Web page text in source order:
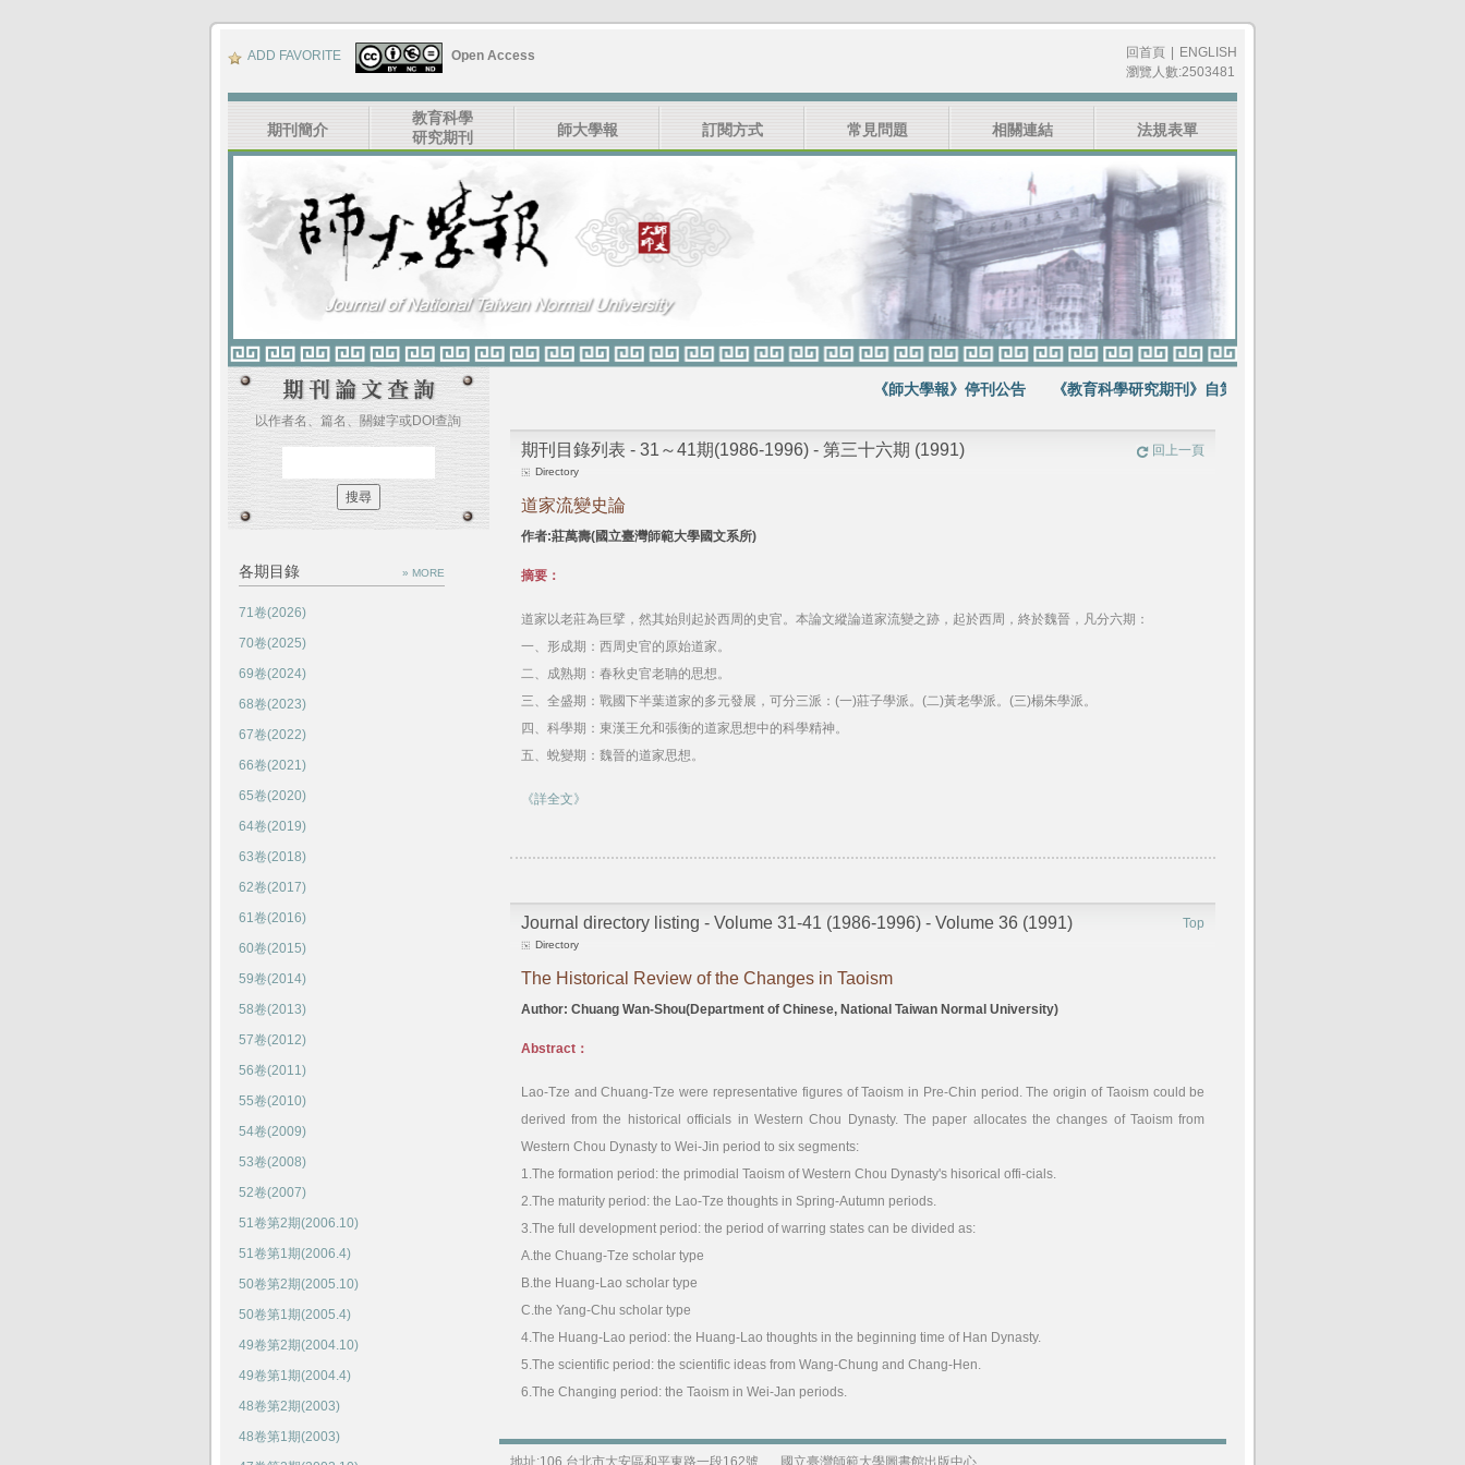
ADD FAVORITE Open Access 回首頁
ENGLISH
瀏覽人數:2503481
期刊簡介
教育科學
研究期刊
師大學報 訂閱方式 常見問題 相關連結 法規表單
以作者名、篇名、關鍵字或DOI查詢
各期目錄 » MORE
71卷(2026)
70卷(2025)
69卷(2024)
68卷(2023)
67卷(2022)
66卷(2021)
65卷(2020)
64卷(2019)
63卷(2018)
62卷(2017)
61卷(2016)
60卷(2015)
59卷(2014)
58卷(2013)
57卷(2012)
56卷(2011)
55卷(2010)
54卷(2009)
53卷(2008)
52卷(2007)
51卷第2期(2006.10)
51卷第1期(2006.4)
50卷第2期(2005.10)
50卷第1期(2005.4)
49卷第2期(2004.10)
49卷第1期(2004.4)
48卷第2期(2003)
48卷第1期(2003)
《師大學報》停刊公告 《教育科學研究期刊》自第64卷第1期起不再出版紙本期刊
期刊目錄列表 - 31～41期(1986-1996) - 第三十六期 (1991)
Directory
回上一頁
道家流變史論
作者:莊萬壽(國立臺灣師範大學國文系所)
摘要：
道家以老莊為巨擘，然其始則起於西周的史官。本論文縱論道家流變之跡，起於西周，終於魏晉，凡分六期：
一、形成期：西周史官的原始道家。
二、成熟期：春秋史官老聃的思想。
三、全盛期：戰國下半葉道家的多元發展，可分三派：(一)莊子學派。(二)黃老學派。(三)楊朱學派。
四、科學期：東漢王允和張衡的道家思想中的科學精神。
五、蛻變期：魏晉的道家思想。
《詳全文》
Journal directory listing - Volume 31-41 (1986-1996) - Volume 36 (1991)
Directory
Top
The Historical Review of the Changes in Taoism
Author: Chuang Wan-Shou(Department of Chinese, National Taiwan Normal University)
Abstract：
Lao-Tze and Chuang-Tze were representative figures of Taoism in Pre-Chin period. The origin of Taoism could be
derived from the historical officials in Western Chou Dynasty. The paper allocates the changes of Taoism from
Western Chou Dynasty to Wei-Jin period to six segments:
1.The formation period: the primodial Taoism of Western Chou Dynasty's hisorical offi-cials.
2.The maturity period: the Lao-Tze thoughts in Spring-Autumn periods.
3.The full development period: the period of warring states can be divided as:
A.the Chuang-Tze scholar type
B.the Huang-Lao scholar type
C.the Yang-Chu scholar type
4.The Huang-Lao period: the Huang-Lao thoughts in the beginning time of Han Dynasty.
5.The scientific period: the scientific ideas from Wang-Chung and Chang-Hen.
6.The Changing period: the Taoism in Wei-Jan periods.
地址:106 台北市大安區和平東路一段162號 國立臺灣師範大學圖書館出版中心